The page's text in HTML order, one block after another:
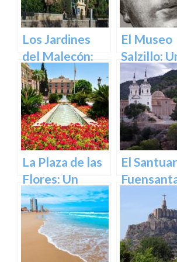
Los Jardines
del Malecón:
Un Oasis en la
Ciudad.
El Museo
Salzillo:
Tesoro
Escultura
Barroca
España en
Murcia
La Plaza de las
Flores: Un
Rincón de Color
en la Ciudad de
Murcia
El
Murcia: Un
Lugar de
Devoción
Belleza